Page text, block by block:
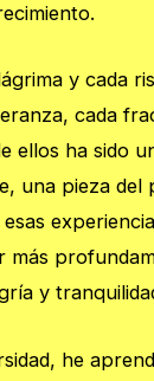
y cada
cada
ellos ha sido
una pieza del
más
y
he